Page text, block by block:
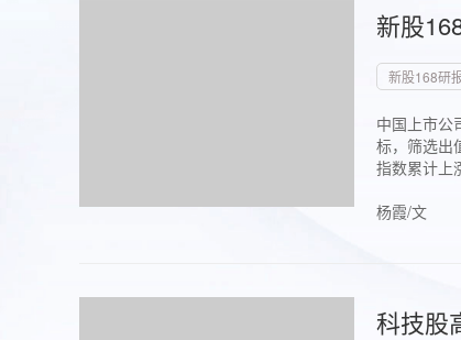
新股
新股168研
中国上市公
标，筛选出
指数累计上
杨霞/文
科技股